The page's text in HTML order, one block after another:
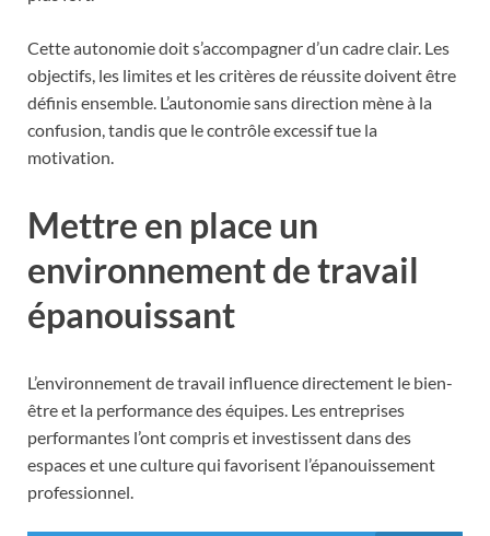
Cette autonomie doit s’accompagner d’un cadre clair. Les
objectifs, les limites et les critères de réussite doivent être
définis ensemble. L’autonomie sans direction mène à la
confusion, tandis que le contrôle excessif tue la
motivation.
Mettre en place un
environnement de travail
épanouissant
L’environnement de travail influence directement le bien-
être et la performance des équipes. Les entreprises
performantes l’ont compris et investissent dans des
espaces et une culture qui favorisent l’épanouissement
professionnel.